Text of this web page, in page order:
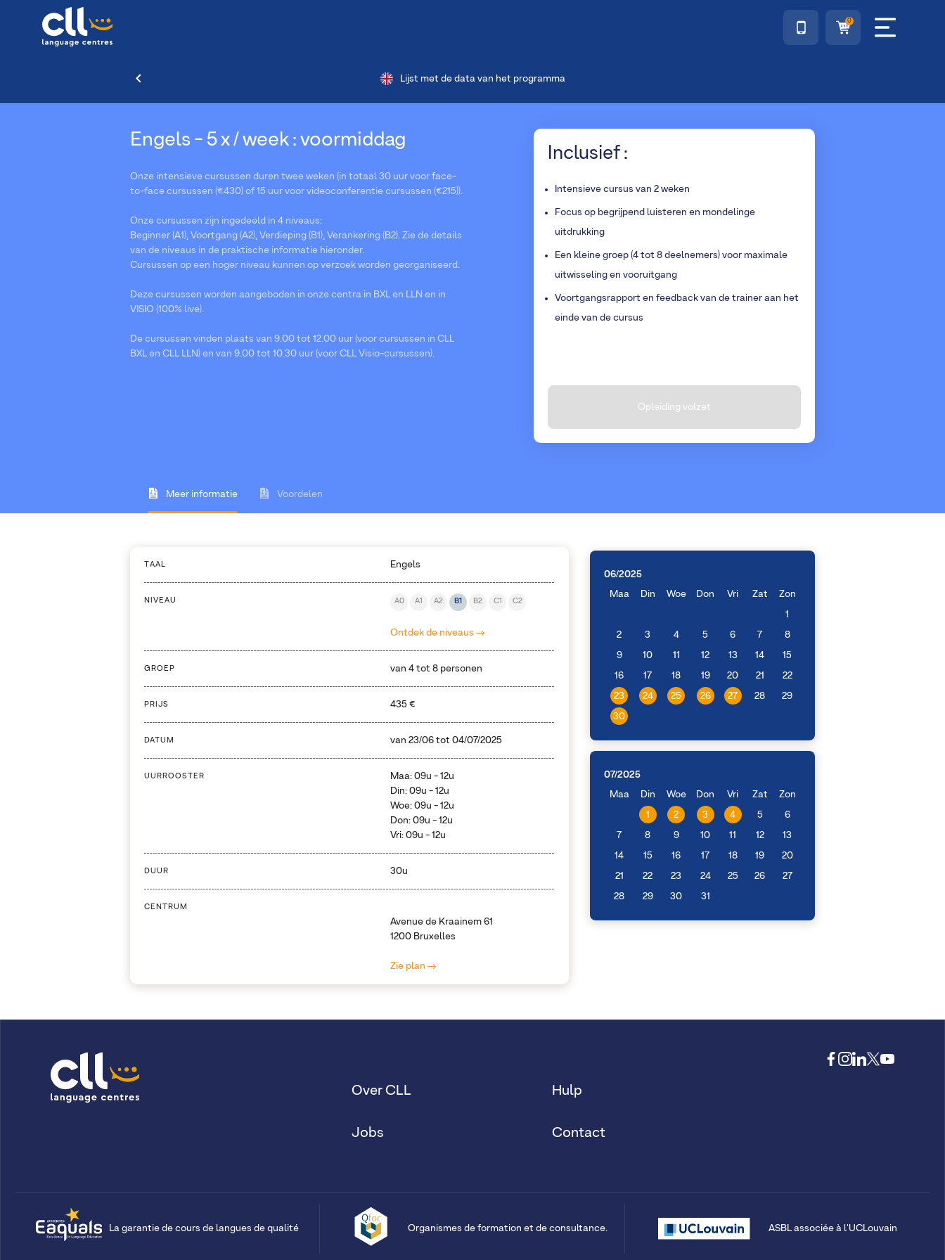
0
Lijst met de data van het programma
Engels - 5 x / week : voormiddag
Onze intensieve cursussen duren twee weken (in totaal 30 uur voor face-
to-face cursussen (€430) of 15 uur voor videoconferentie cursussen (€215)).
Onze cursussen zijn ingedeeld in 4 niveaus:
Beginner (A1), Voortgang (A2), Verdieping (B1), Verankering (B2). Zie de details
van de niveaus in de praktische informatie hieronder.
Cursussen op een hoger niveau kunnen op verzoek worden georganiseerd.
Deze cursussen worden aangeboden in onze centra in BXL en LLN en in
VISIO (100% live).
De cursussen vinden plaats van 9.00 tot 12.00 uur (voor cursussen in CLL
BXL en CLL LLN) en van 9.00 tot 10.30 uur (voor CLL Visio-cursussen).
Inclusief :
Intensieve cursus van 2 weken
Focus op begrijpend luisteren en mondelinge
uitdrukking
Een kleine groep (4 tot 8 deelnemers) voor maximale
uitwisseling en vooruitgang
Voortgangsrapport en feedback van de trainer aan het
einde van de cursus
Opleiding volzet
Meer informatie Voordelen
TAAL Engels
NIVEAU A0 A1 A2 B1 B2 C1 C2
Ontdek de niveaus
GROEP van 4 tot 8 personen
PRIJS 435 €
DATUM van23/06 tot04/07/2025
06/2025
Maa
Din Woe Don Vri Zat Zon
1
2 3 4 5 6 7 8
9 10 11 12 13 14 15
16 17 18 19 20 21 22
23 24 25 26 27 28 29
30
07/2025
Maa
Din Woe Don Vri Zat Zon
1 2 3 4 5 6
7 8 9 10 11 12 13
14 15 16 17 18 19 20
21 22 23 24 25 26 27
28 29 30 31
UURROOSTER
Maa: 09u - 12u
Din: 09u - 12u
Woe: 09u - 12u
Don: 09u - 12u
Vri: 09u - 12u
DUUR 30u
CENTRUM
Avenue de Kraainem 61
1200 Bruxelles
Zie plan
Over CLL
Jobs
Hulp
Contact
La garantie de cours de langues de qualité Organismes de formation et de consultance. ASBL associée à l'UCLouvain